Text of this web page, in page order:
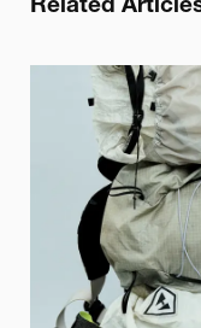
Related